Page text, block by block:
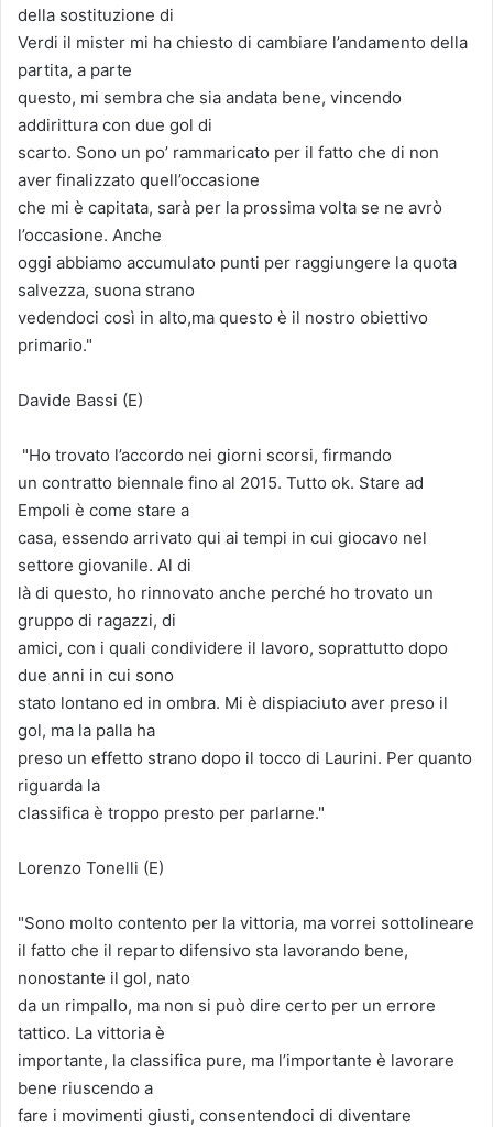
della sostituzione di
Verdi il mister mi ha chiesto di cambiare l’andamento della
partita, a parte
questo, mi sembra che sia andata bene, vincendo
addirittura con due gol di
scarto. Sono un po’ rammaricato per il fatto che di non
aver finalizzato quell’occasione
che mi è capitata, sarà per la prossima volta se ne avrò
l’occasione. Anche
oggi abbiamo accumulato punti per raggiungere la quota
salvezza, suona strano
vedendoci così in alto,ma questo è il nostro obiettivo
primario."
Davide Bassi (E)
"Ho trovato l’accordo nei giorni scorsi, firmando
un contratto biennale fino al 2015. Tutto ok. Stare ad
Empoli è come stare a
casa, essendo arrivato qui ai tempi in cui giocavo nel
settore giovanile. Al di
là di questo, ho rinnovato anche perché ho trovato un
gruppo di ragazzi, di
amici, con i quali condividere il lavoro, soprattutto dopo
due anni in cui sono
stato lontano ed in ombra. Mi è dispiaciuto aver preso il
gol, ma la palla ha
preso un effetto strano dopo il tocco di Laurini. Per quanto
riguarda la
classifica è troppo presto per parlarne."
Lorenzo Tonelli (E)
"Sono molto contento per la vittoria, ma vorrei sottolineare
il fatto che il reparto difensivo sta lavorando bene,
nonostante il gol, nato
da un rimpallo, ma non si può dire certo per un errore
tattico. La vittoria è
importante, la classifica pure, ma l’importante è lavorare
bene riuscendo a
fare i movimenti giusti, consentendoci di diventare